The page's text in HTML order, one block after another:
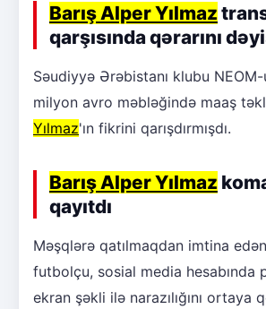
Barış Alper Yılmaz
qarşısında qərarını
Səudiyyə Ərəbistanı klubu
milyon avro məbləğində maaş
Yılmaz'ın fikrini qarışdırmışdı.
Barış Alper Yılmaz
qayıtdı
Məşqlərə qatılmaqdan imtina
futbolçu, sosial media hesabında
ekran şəkli ilə narazılığını ortaya